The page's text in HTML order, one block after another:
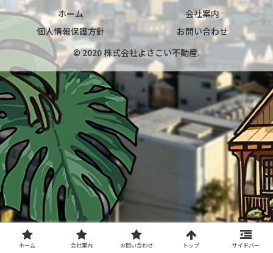
ホーム
会社案内
個人情報保護方針
お問い合わせ
© 2020 株式会社よさこい不動産.
ホーム 会社案内 お問い合わせ トップ サイドバー